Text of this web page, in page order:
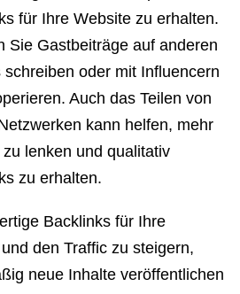
für Ihre Website zu erhalten.
Sie Gastbeiträge auf anderen
oder mit Influencern
Auch das Teilen von
kann helfen, mehr
lenken und qualitativ
zu erhalten.
Backlinks für Ihre
den Traffic zu steigern,
neue Inhalte veröffentlichen